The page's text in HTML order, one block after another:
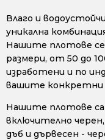
Влаго и
уникална
Нашите плотове се
размери, от 50 до
изработени и по
вашите конкретни
Нашите плотове са
включително черен,
дъб и дървесен -